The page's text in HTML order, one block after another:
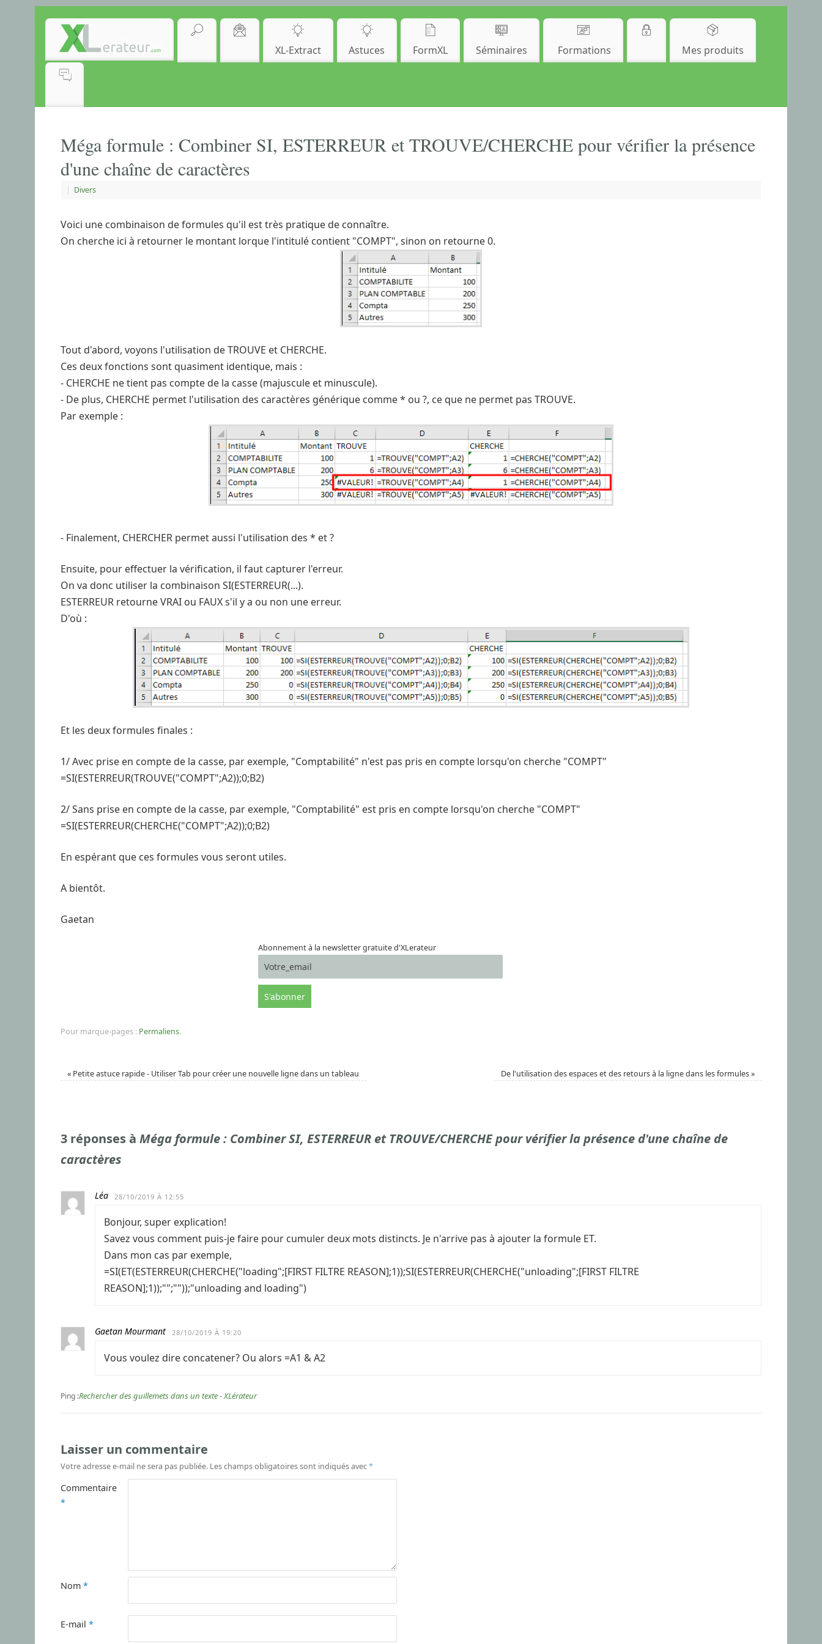
XL-Extract Astuces FormXL Séminaires Formations Mes produits
Méga formule : Combiner SI, ESTERREUR et TROUVE/CHERCHE pour vérifier la présence
d'une chaîne de caractères
| Divers
Voici une combinaison de formules qu'il est très pratique de connaître.
On cherche ici à retourner le montant lorque l'intitulé contient "COMPT", sinon on retourne 0.
Tout d'abord, voyons l'utilisation de TROUVE et CHERCHE.
Ces deux fonctions sont quasiment identique, mais :
- CHERCHE ne tient pas compte de la casse (majuscule et minuscule).
- De plus, CHERCHE permet l'utilisation des caractères générique comme * ou ?, ce que ne permet pas TROUVE.
Par exemple :
- Finalement, CHERCHER permet aussi l'utilisation des * et ?
Ensuite, pour effectuer la vérification, il faut capturer l'erreur.
On va donc utiliser la combinaison SI(ESTERREUR(...).
ESTERREUR retourne VRAI ou FAUX s'il y a ou non une erreur.
D'où :
Et les deux formules finales :
1/ Avec prise en compte de la casse, par exemple, "Comptabilité" n'est pas pris en compte lorsqu'on cherche "COMPT"
=SI(ESTERREUR(TROUVE("COMPT";A2));0;B2)
2/ Sans prise en compte de la casse, par exemple, "Comptabilité" est pris en compte lorsqu'on cherche "COMPT"
=SI(ESTERREUR(CHERCHE("COMPT";A2));0;B2)
En espérant que ces formules vous seront utiles.
A bientôt.
Gaetan
Abonnement à la newsletter gratuite d'XLerateur
Pour marque-pages : Permaliens.
« Petite astuce rapide - Utiliser Tab pour créer une nouvelle ligne dans un tableau De l'utilisation des espaces et des retours à la ligne dans les formules»
3 réponses à Méga formule : Combiner SI, ESTERREUR et TROUVE/CHERCHE pour vérifier la présence d'une chaîne de
caractères
Léa 28/10/2019 À 12:55
Bonjour, super explication!
Savez vous comment puis-je faire pour cumuler deux mots distincts. Je n'arrive pas à ajouter la formule ET.
Dans mon cas par exemple,
=SI(ET(ESTERREUR(CHERCHE("loading";[FIRST FILTRE REASON];1));SI(ESTERREUR(CHERCHE("unloading";[FIRST FILTRE
REASON];1));"";""));"unloading and loading")
Gaetan Mourmant 28/10/2019 À 19:20
Vous voulez dire concatener? Ou alors =A1 & A2
Ping :Rechercher des guillemets dans un texte - XLérateur
Laisser un commentaire
Votre adresse e-mail ne sera pas publiée. Les champs obligatoires sont indiqués avec*
Commentaire
*
Nom *
E-mail *